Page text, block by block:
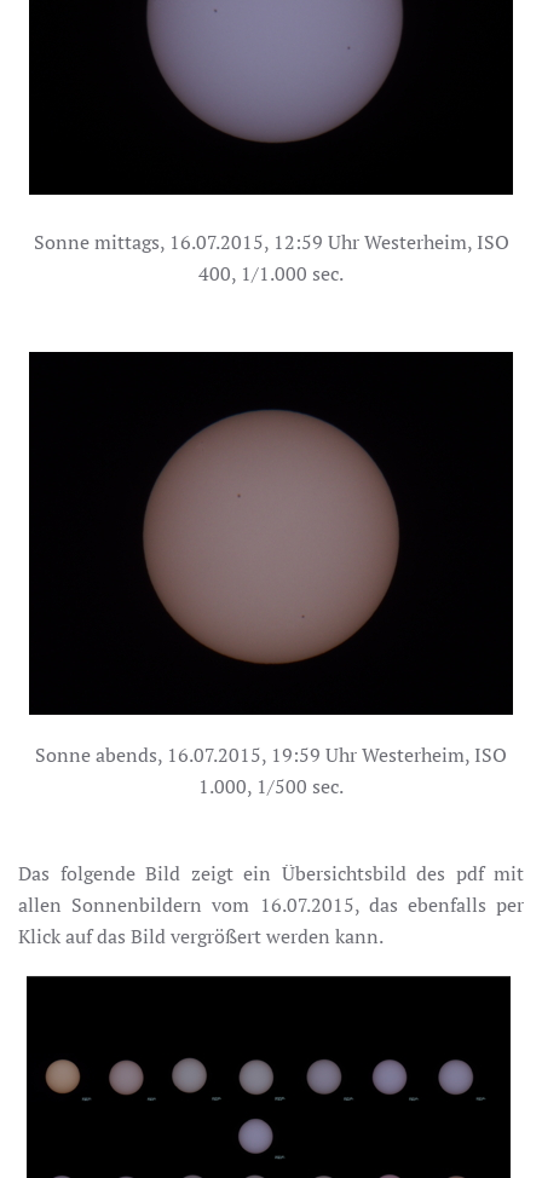
Sonne mittags, 16.07.2015, 12:59 Uhr Westerheim, ISO
400, 1/1.000 sec.
Sonne abends, 16.07.2015, 19:59 Uhr Westerheim, ISO
1.000, 1/500 sec.
Das folgende Bild zeigt ein Übersichtsbild des pdf mit
allen Sonnenbildern vom 16.07.2015, das ebenfalls per
Klick auf das Bild vergrößert werden kann.